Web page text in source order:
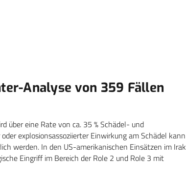
Analyse von 359 Fällen
über eine Rate von ca. 35 % Schädel- und
explosionsassoziierter Einwirkung am Schädel kann
werden. In den US-amerikanischen Einsätzen im Irak
Eingriff im Bereich der Role 2 und Role 3 mit